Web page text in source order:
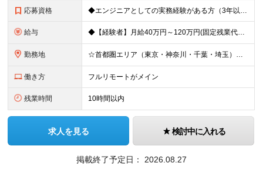
応募資格 ◆エンジニアとしての実務経験がある方（3年以上） └システムやアプリの設計・開発、インフラ設計・構築の経験のある方を想定 ◆マネジメント経験は不問 ◆学歴不問／ブランクOK 【こんな方も歓迎です！】
給与 ◆【経験者】月給40万円～120万円(固定残業代含む)+各種手当 ※月30時間（76,000円～）の固定残業代を含みます。 ※上記を超える時間外労働分は追加で支給。 ※6ヶ月の試用期間あり（条件に変動
勤務地 ☆首都圏エリア（東京・神奈川・千葉・埼玉）・名古屋・大阪・福岡を中心とした全国各地のプロジェクト先に参画いただきます。 ※希望をヒアリングした上で決定します ☆全国各地からフルリモートOK 【本社】
働き方 フルリモートがメイン
残業時間 10時間以内
求人を見る 検討中に入れる
掲載終了予定日： 2026.08.27